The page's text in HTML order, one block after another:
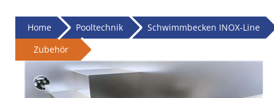
Home Pooltechnik
Schwimmbecken INOX-Line
Zubehör